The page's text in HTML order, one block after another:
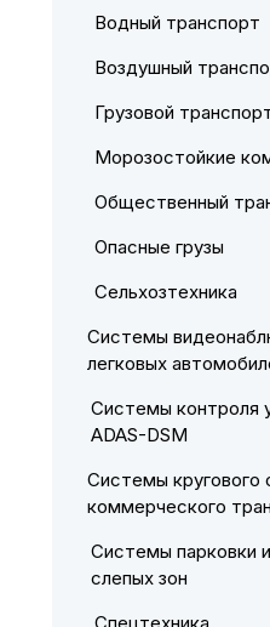
Водный транспорт
Воздушный
Грузовой
Морозостойкие
Общественный
Опасные грузы
Сельхозтехника
Системы
легковых
Системы контроля
ADAS-DSM
Системы кругового
коммерческого
Системы парковки
слепых зон